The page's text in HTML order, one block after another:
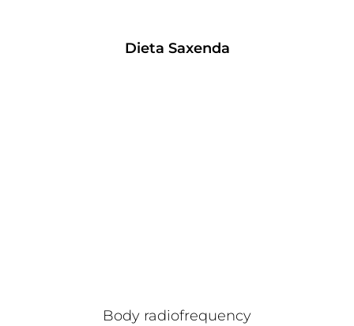
Dieta Saxenda
Body radiofrequency